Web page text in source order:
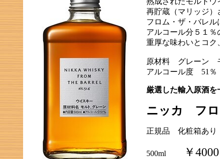
再貯蔵（マリッジ）
フロム・ザ・バレ
アルコール分５１
重厚な味わいとコク
原材料 グレーン
アルコール度 51％
厳選した輸入原酒
ニッカ フ
正規品 化粧箱あり
500ml ￥4000